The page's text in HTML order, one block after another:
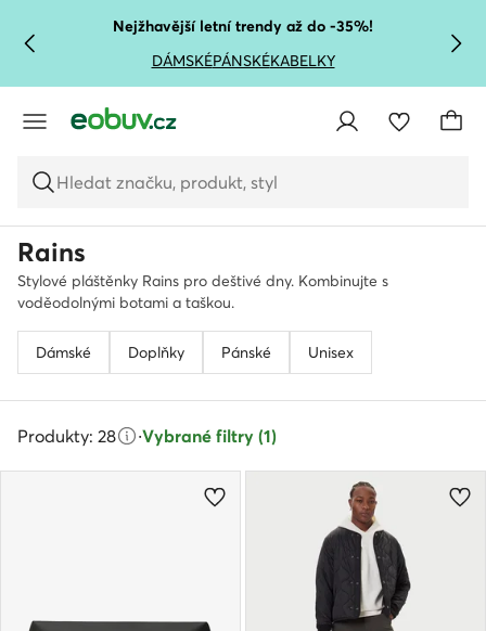
PŘEJÍT NA HLAVNÍ OBSAH
PŘEJÍT NA VYHLEDÁVÁNÍ
Nejžhavější letní trendy až do -35%!
DÁMSKÉPÁNSKÉKABELKY
Hledat značku, produkt, styl
Rains
Stylové pláštěnky Rains pro deštivé dny. Kombinujte s
voděodolnými botami a taškou.
Dámské Doplňky Pánské Unisex
Produkty: 28 ·Vybrané filtry (1)